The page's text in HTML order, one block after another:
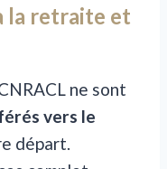
la retraite et
ne sont
vers le
départ.